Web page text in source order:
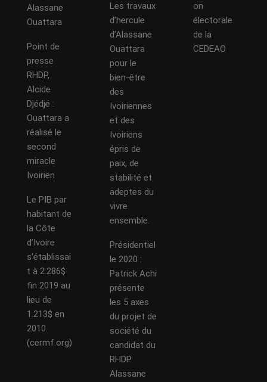
Alassane
Ouattara
Point de
presse
RHDP,
Alcide
Djédjé :
Ouattara a
réalisé le
second
miracle
Ivoirien
Le PIB par
habitant de
la Côte
d’Ivoire
s’établissai
t à 2.286$
fin 2019 au
lieu de
1.213$ en
2010.
(cermf.org)
Les travaux
d’hercule
d’Alassane
Ouattara
pour le
bien-être
des
Ivoiriennes
et des
Ivoiriens
épris de
paix, de
stabilité et
adeptes du
vivre
ensemble.
Présidentiel
le 2020 :
Patrick Achi
présente
les 5 axes
du projet de
société du
candidat du
RHDP
Alassane
on
électorale
de la
CEDEAO